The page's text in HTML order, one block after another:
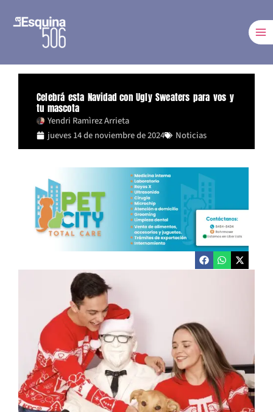
Celebrá esta Navidad con Ugly Sweaters para vos y
tu mascota
Yendri Ramìrez Arrieta
jueves 14 de noviembre de 2024
Noticias